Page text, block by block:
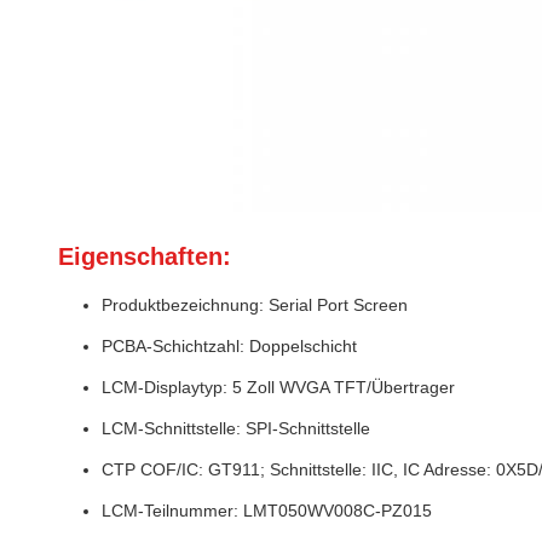
Eigenschaften:
Produktbezeichnung: Serial Port Screen
PCBA-Schichtzahl: Doppelschicht
LCM-Displaytyp: 5 Zoll WVGA TFT/Übertrager
LCM-Schnittstelle: SPI-Schnittstelle
CTP COF/IC: GT911; Schnittstelle: IIC, IC Adresse:
LCM-Teilnummer: LMT050WV008C-PZ015